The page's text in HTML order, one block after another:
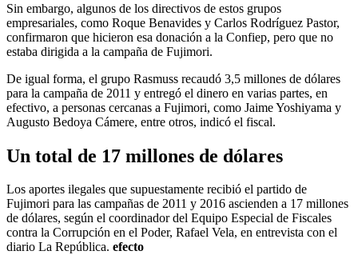
Sin embargo, algunos de los directivos de estos grupos
empresariales, como Roque Benavides y Carlos Rodríguez Pastor,
confirmaron que hicieron esa donación a la Confiep, pero que no
estaba dirigida a la campaña de Fujimori.
De igual forma, el grupo Rasmuss recaudó 3,5 millones de dólares
para la campaña de 2011 y entregó el dinero en varias partes, en
efectivo, a personas cercanas a Fujimori, como Jaime Yoshiyama y
Augusto Bedoya Cámere, entre otros, indicó el fiscal.
Un total de 17 millones de dólares
Los aportes ilegales que supuestamente recibió el partido de
Fujimori para las campañas de 2011 y 2016 ascienden a 17 millones
de dólares, según el coordinador del Equipo Especial de Fiscales
contra la Corrupción en el Poder, Rafael Vela, en entrevista con el
diario La República. efecto